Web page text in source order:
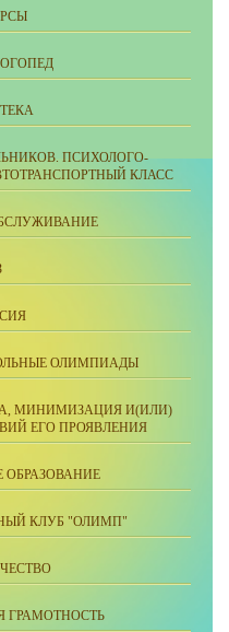
ПСИХОЛОГО-
КЛАСС
ОЛИМПИАДЫ
МИНИМИЗАЦИЯ И(ИЛИ)
ЕГО ПРОЯВЛЕНИЯ
ОБРАЗОВАНИЕ
КЛУБ "ОЛИМП"
ГРАМОТНОСТЬ